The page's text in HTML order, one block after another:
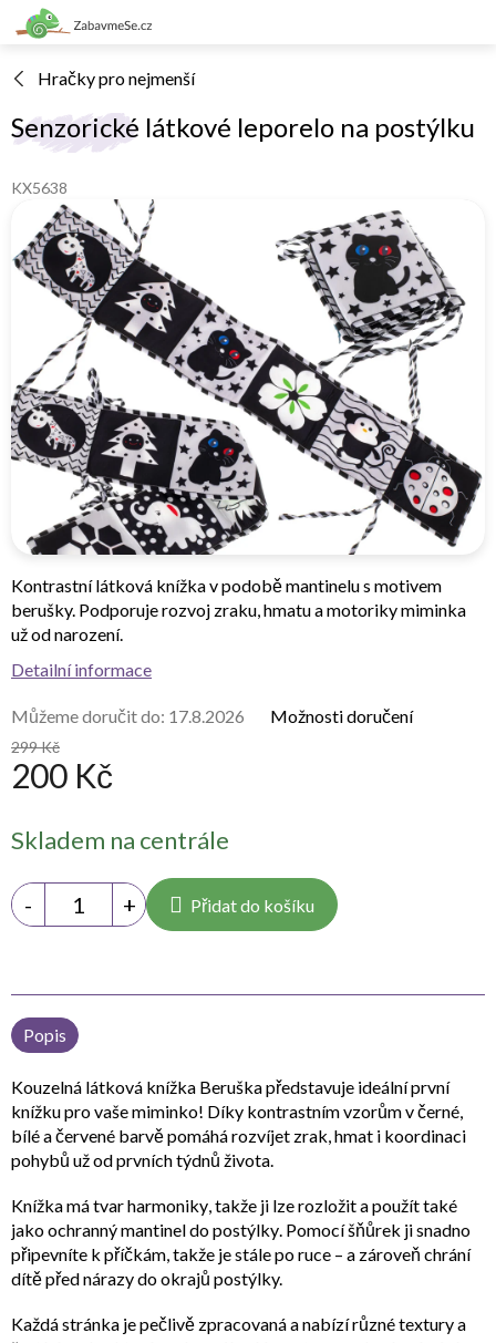
Přejít
na
Hračky pro nejmenší
Senzorické látkové leporelo na postýlku
KX5638
299 Kč
200 Kč
cena:
Skladem na centrále
Můžeme doručit do: 17.8.2026 Možnosti doručení
Přidat do košíku
Kontrastní látková knížka v podobě mantinelu s motivem
berušky. Podporuje rozvoj zraku, hmatu a motoriky miminka
už od narození.
Detailní informace
Popis
Kouzelná látková knížka Beruškapředstavuje ideální první
knížku pro vaše miminko! Díky kontrastním vzorůmv černé,
bílé a červené barvě pomáhá rozvíjet zrak, hmat i koordinaci
pohybů už od prvních týdnů života.
Knížka má tvarharmoniky, takže ji lze rozložit a použít také
jakoochranný mantinel do postýlky. Pomocíšňůrek ji snadno
připevníte k příčkám, takže je stále po ruce – a zároveň chrání
dítě před nárazy do okrajů postýlky.
Každá stránka je pečlivě zpracovaná a nabízí různétextury a